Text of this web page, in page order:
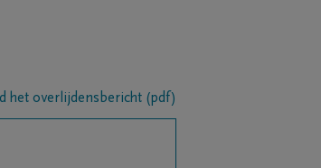
het overlijdensbericht (pdf)